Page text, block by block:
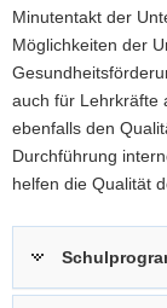
e
i
f
e
n
d
e
i
a
t
i
o
n
tf
o
r
m
a
t
i
Minutentakt der
Möglichkeiten der
auch für Lehrkräfte
ebenfalls den
Durchführung
helfen die Qualität